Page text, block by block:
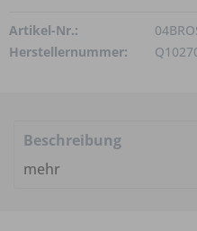
Artikel-Nr.:
Herstellernummer:
Beschreibung
mehr